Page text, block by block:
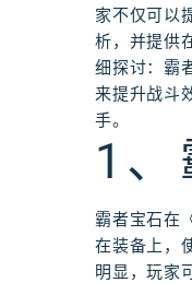
家不仅可以
析，并提供
细探讨：霸
来提升战斗
手。
1、
霸者宝石在
在装备上，
明显，玩家